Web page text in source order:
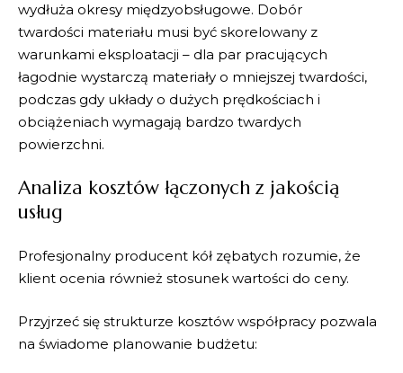
wydłuża okresy międzyobsługowe. Dobór
twardości materiału musi być skorelowany z
warunkami eksploatacji – dla par pracujących
łagodnie wystarczą materiały o mniejszej twardości,
podczas gdy układy o dużych prędkościach i
obciążeniach wymagają bardzo twardych
powierzchni.
Analiza kosztów łączonych z jakością
usług
Profesjonalny producent kół zębatych rozumie, że
klient ocenia również stosunek wartości do ceny.
Przyjrzeć się strukturze kosztów współpracy pozwala
na świadome planowanie budżetu: